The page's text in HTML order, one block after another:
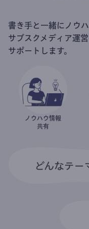
書き手と一緒にノウハ
サブスクメディア運
サポートします。
ノウハウ情報
共有